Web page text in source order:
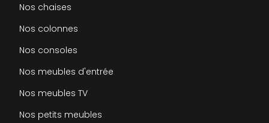
Nos chaises
Nos colonnes
Nos consoles
Nos meubles d'entrée
Nos meubles TV
Nos petits meubles